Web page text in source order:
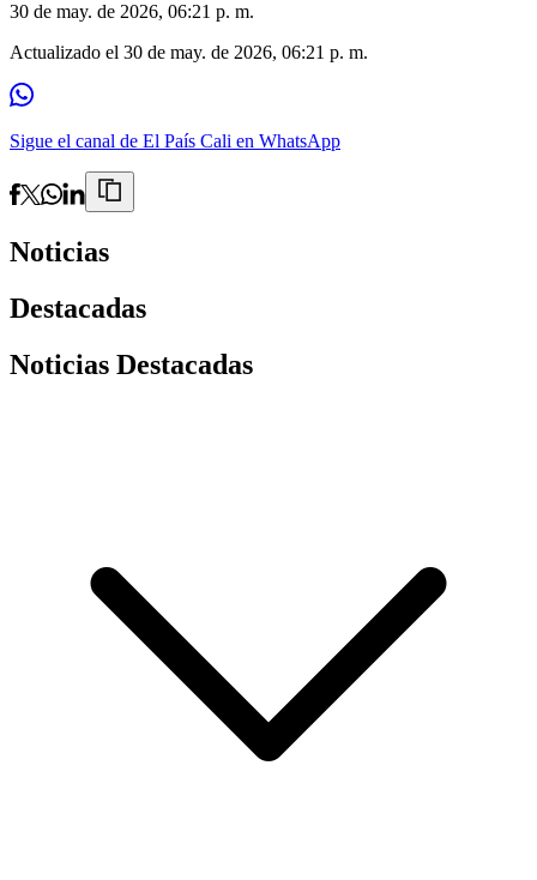
30 de may. de 2026, 06:21 p. m.
Actualizado el 30 de may. de 2026, 06:21 p. m.
Sigue el canal de El País Cali en WhatsApp
Noticias
Destacadas
Noticias Destacadas